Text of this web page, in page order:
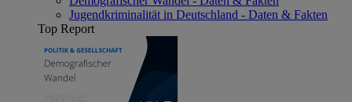
Jugendkriminalität in Deutschland - Daten & Fakten
Top Report